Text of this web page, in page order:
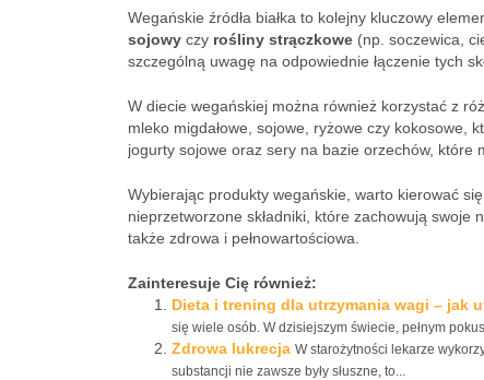
Wegańskie źródła białka to kolejny kluczowy
sojowy czy rośliny strączkowe (np. soczewica,
szczególną uwagę na odpowiednie łączenie tych
W diecie wegańskiej można również korzystać z
mleko migdałowe, sojowe, ryżowe czy kokosowe,
jogurty sojowe oraz sery na bazie orzechów, które
Wybierając produkty wegańskie, warto kierować
nieprzetworzone składniki, które zachowują
także zdrowa i pełnowartościowa.
Zainteresuje Cię również:
Dieta i trening dla utrzymania wagi – jak
się wiele osób. W dzisiejszym świecie, pełnym
Zdrowa lukrecja W starożytności lekarze
substancji nie zawsze były słuszne, to...